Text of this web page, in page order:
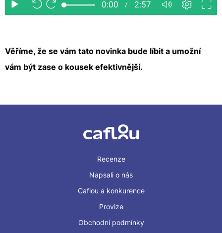
Věříme, že se vám tato novinka bude líbit a umožní
vám být zase o kousek efektivnější.
Recenze
Napsali o nás
Caflou a konkurence
Provize
Obchodní podmínky